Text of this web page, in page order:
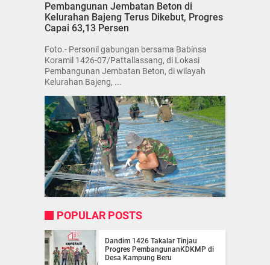
Pembangunan Jembatan Beton di
Kelurahan Bajeng Terus Dikebut, Progres
Capai 63,13 Persen
Foto.- Personil gabungan bersama Babinsa
Koramil 1426-07/Pattallassang, di Lokasi
Pembangunan Jembatan Beton, di wilayah
Kelurahan Bajeng, ...
POPULAR POSTS
Dandim 1426 Takalar Tinjau
Progres PembangunanKDKMP di
Desa Kampung Beru